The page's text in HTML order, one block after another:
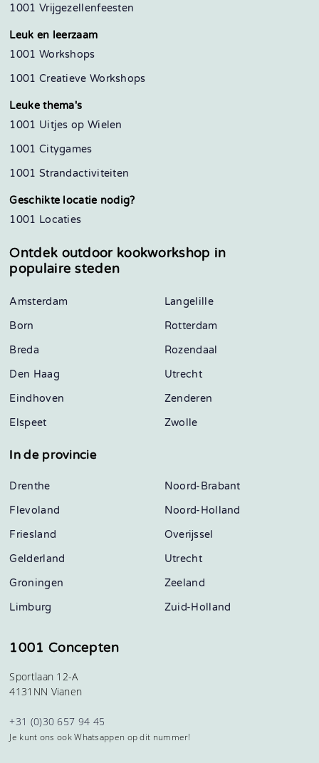
1001 Vrijgezellenfeesten
Leuk en leerzaam
1001 Workshops
1001 Creatieve Workshops
Leuke thema's
1001 Uitjes op Wielen
1001 Citygames
1001 Strandactiviteiten
Geschikte locatie nodig?
1001 Locaties
Ontdek outdoor kookworkshop in
populaire steden
Amsterdam
Born
Breda
Den Haag
Eindhoven
Elspeet
Langelille
Rotterdam
Rozendaal
Utrecht
Zenderen
Zwolle
In de provincie
Drenthe
Flevoland
Friesland
Gelderland
Groningen
Limburg
Noord-Brabant
Noord-Holland
Overijssel
Utrecht
Zeeland
Zuid-Holland
1001 Concepten
Sportlaan 12-A
4131NN Vianen
+31 (0)30 657 94 45
Je kunt ons ook Whatsappen op dit nummer!